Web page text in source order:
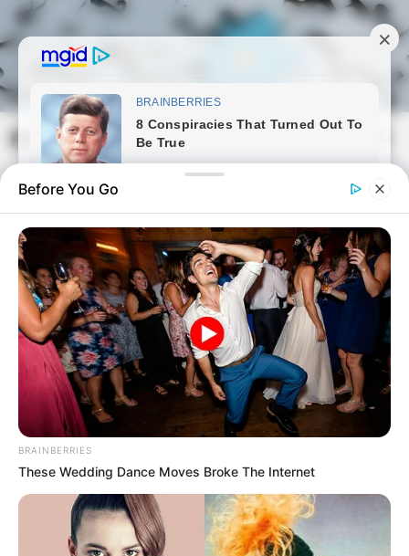
Skip
to
content
Magyarmozaik.com
Posted
in
Friss hírek
Kitört a botrány az NKA-pénzek
miatt: sorra utalják vissza a több
Before You Go
BRAINBERRIES
These Wedding Dance Moves Broke The Internet